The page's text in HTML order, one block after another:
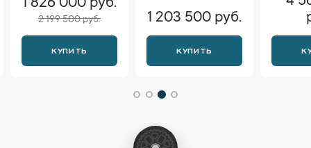
1 826 000 руб.
2 199 500 руб.
КУПИТЬ
1 203 500 руб.
КУПИТЬ